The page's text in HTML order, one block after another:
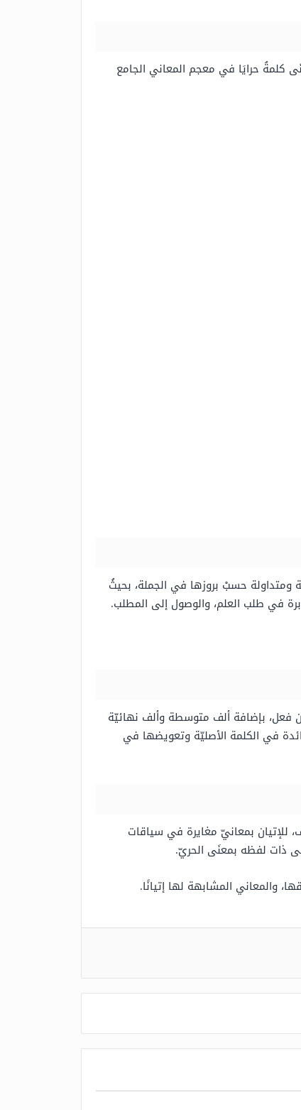
كلمةُ حرايَا في معجم المعاني الجامع
ومتداولة حسبْ بروزها في الجملة، بحيثُ
في طلب العلم، والوصول إلى المطلب.
فعل، بإضافة ألف متوسطة وألف نهائيّة
في الكلمة الأصليّة وتعويضها في
للإتيان بمعانيّ مغايرة في سياقات
ذات لفظه بمعنَى الحريّ.
والمعاني المشابهة لها إتيانًا.